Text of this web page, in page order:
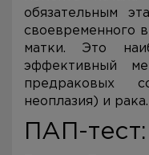
обязательным
своевременного
матки. Это
эффективный
предраковых
неоплазия) и рака.
ПАП-